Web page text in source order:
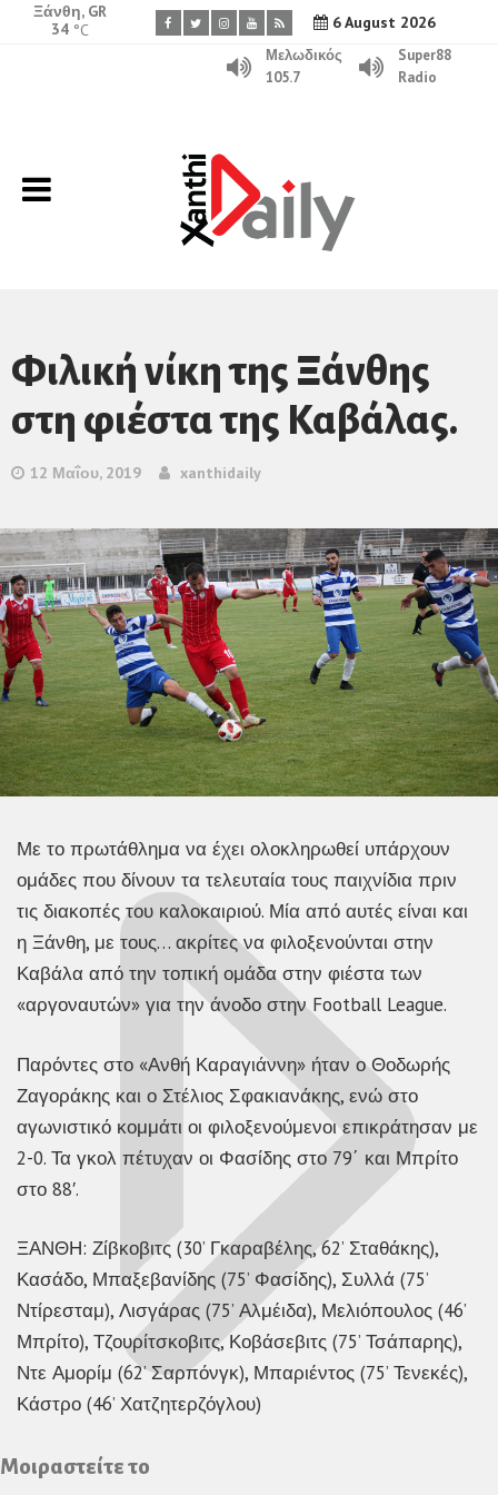
6 August 2026
Ξάνθη, GR
34 °C
Μελωδικός
105.7
Super88
Radio
Φιλική νίκη της Ξάνθης
στη φιέστα της Καβάλας.
12 Μαΐου, 2019 xanthidaily
Με το πρωτάθλημα να έχει ολοκληρωθεί υπάρχουν
ομάδες που δίνουν τα τελευταία τους παιχνίδια πριν
τις διακοπές του καλοκαιριού. Μία από αυτές είναι και
η Ξάνθη, με τους… ακρίτες να φιλοξενούνται στην
Καβάλα από την τοπική ομάδα στην φιέστα των
«αργοναυτών» για την άνοδο στην Football League.
Παρόντες στο «Ανθή Καραγιάννη» ήταν ο Θοδωρής
Ζαγοράκης και ο Στέλιος Σφακιανάκης, ενώ στο
αγωνιστικό κομμάτι οι φιλοξενούμενοι επικράτησαν με
2-0. Τα γκολ πέτυχαν οι Φασίδης στο 79΄ και Μπρίτο
στο 88′.
ΞΑΝΘΗ: Ζίβκοβιτς (30’ Γκαραβέλης, 62’ Σταθάκης),
Κασάδο, Μπαξεβανίδης (75’ Φασίδης), Συλλά (75’
Ντίρεσταμ), Λισγάρας (75’ Αλμέιδα), Μελιόπουλος (46’
Μπρίτο), Τζουρίτσκοβιτς, Κοβάσεβιτς (75’ Τσάπαρης),
Ντε Αμορίμ (62’ Σαρπόνγκ), Μπαριέντος (75’ Τενεκές),
Κάστρο (46’ Χατζητερζόγλου)
Μοιραστείτε το